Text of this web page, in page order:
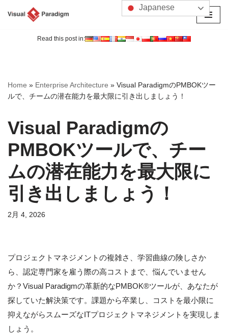
へ
ス
ッ
プ
Read this post in:
Home » Enterprise Architecture » Visual ParadigmのPMBOKツー
ルで、チームの潜在能力を最大限に引き出しましょう！
Visual Paradigmの
PMBOKツールで、チー
ムの潜在能力を最大限に
引き出しましょう！
2月 4, 2026
プロジェクトマネジメントの複雑さ、学習曲線の険しさか
ら、認定専門家を雇う際の高コストまで、悩んでいません
か？Visual Paradigmの革新的なPMBOK®ツールが、あなたが
探していた解決策です。課題から卒業し、コストを最小限に
抑えながらスムーズなITプロジェクトマネジメントを実現しま
しょう。
Japanese